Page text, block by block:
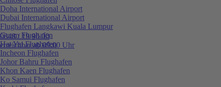
0848 / 19 96 00
erreichbar ab 09:00 Uhr
Doha International Airport
Dubai International Airport
Flughafen Langkawi Kuala Lumpur
Guam Flughafen
Hat Yai Flughafen
Incheon Flughafen
Johor Bahru Flughafen
Khon Kaen Flughafen
Ko Samui Flughafen